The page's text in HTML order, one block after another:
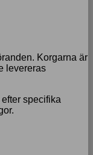
Korgarna är
levereras
specifika